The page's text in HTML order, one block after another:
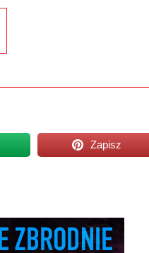
Zapisz